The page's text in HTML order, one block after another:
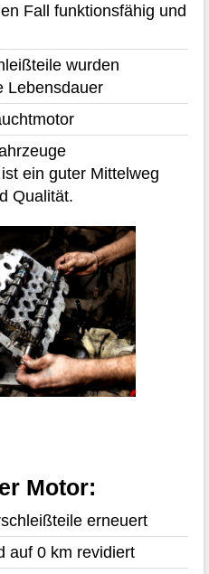
Fall funktionsfähig und
wurden
Lebensdauer
ein guter Mittelweg
Qualität.
Motor:
erneuert
auf 0 km revidiert